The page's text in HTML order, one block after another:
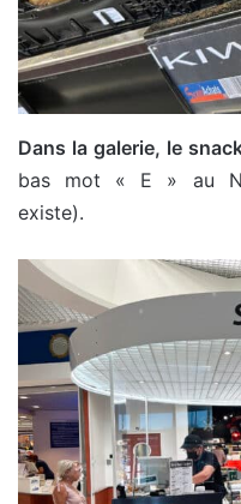
Dans la galerie, le
bas mot « E » au
existe).